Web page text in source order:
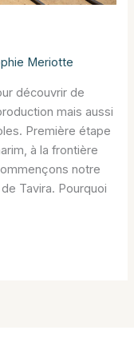
Meriotte
découvrir de
mais aussi
Première étape
à la frontière
notre
Tavira. Pourquoi